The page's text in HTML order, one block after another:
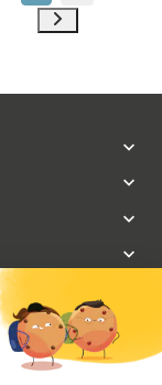




Avis clients